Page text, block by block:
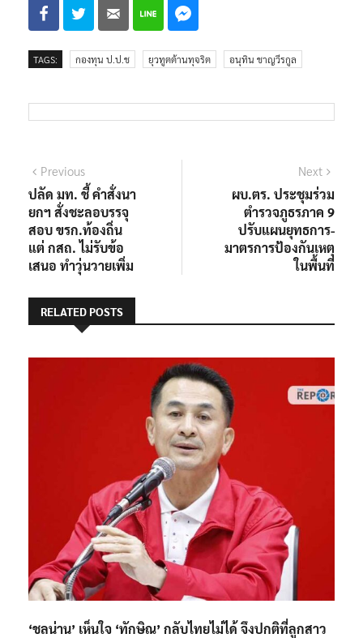
TAGS: กองทุน ป.ป.ช ยุวทูตต้านทุจริต อนุทิน ชาญวีรกูล
แนะแนว
เรื่อง
PreviousPrevious
post:
ปลัด มท. ชี้ คำสั่งนา
ยกฯ สั่งชะลอบรรจุ
สอบ ขรก.ท้องถิ่น
แต่ กสถ. ไม่รับข้อ
เสนอ ทำวุ่นวายเพิ่ม
Next
ผบ.ตร. ประชุมร่วม
ตำรวจภูธรภาค 9
ปรับแผนยุทธการ-
มาตรการป้องกันเหตุ
ในพื้นที่
RELATED POSTS
‘ชลน่าน’ เห็นใจ ‘ทักษิณ’ กลับไทยไม่ได้ จึงปกติที่ลูกสาว